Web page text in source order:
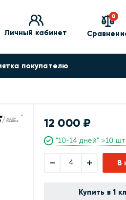
Личный кабинет
0
покупателю
12 000 ₽
"10-14 дней" >10
В
Купить в 1